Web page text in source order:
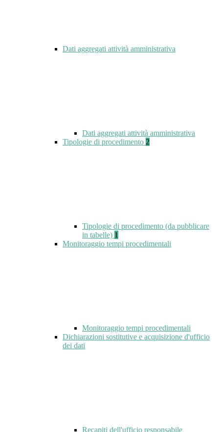
Dati aggregati attività amministrativa
Dati aggregati attività amministrativa
Tipologie di procedimento 2
Tipologie di procedimento (da pubblicare
in tabelle) 1
Monitoraggio tempi procedimentali
Monitoraggio tempi procedimentali
Dichiarazioni sostitutive e acquisizione d'ufficio
dei dati
Recapiti dell'ufficio responsabile